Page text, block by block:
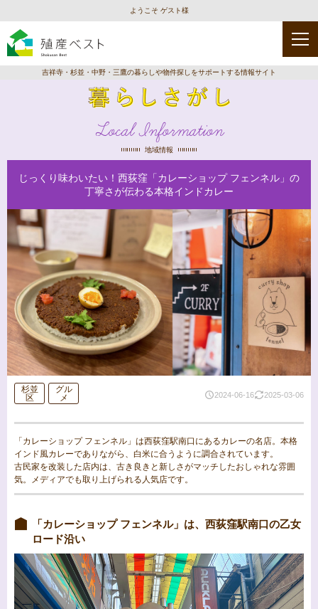
ようこそ ゲスト様
吉祥寺・杉並・中野・三鷹の暮らしや物件探しをサポートする情報サイト
Local Information
地域情報
じっくり味わいたい！西荻窪「カレーショップ フェンネル」の
丁寧さが伝わる本格インドカレー
杉並
区
グル
メ
2024-06-16 2025-03-06
「カレーショップ フェンネル」は西荻窪駅南口にあるカレーの名店。本格
インド風カレーでありながら、白米に合うように調合されています。
古民家を改装した店内は、古き良きと新しさがマッチしたおしゃれな雰囲
気。メディアでも取り上げられる人気店です。
「カレーショップ フェンネル」は、西荻窪駅南口の乙女
ロード沿い